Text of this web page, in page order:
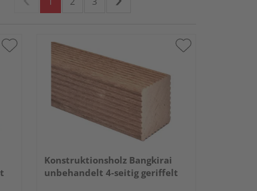
Konstruktionsholz Bangkirai
unbehandelt 4-seitig geriffelt